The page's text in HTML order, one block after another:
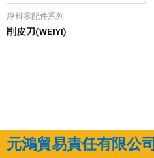
厚料零配件系列
削皮刀(WEIYI)
元鴻貿易責任有限公司